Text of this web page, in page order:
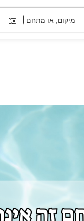
מיקום, או מתחם